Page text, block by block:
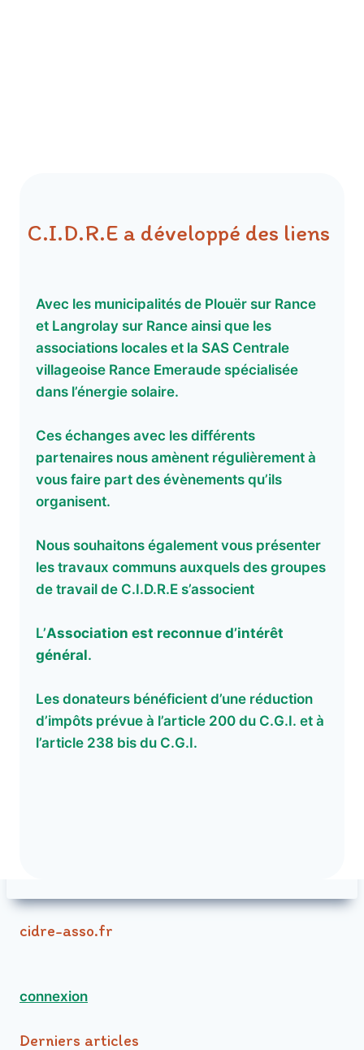
C.I.D.R.E a développé des liens
Avec les municipalités de Plouër sur Rance
et Langrolay sur Rance ainsi que les
associations locales et la SAS Centrale
villageoise Rance Emeraude spécialisée
dans l’énergie solaire.
Ces échanges avec les différents
partenaires nous amènent régulièrement à
vous faire part des évènements qu’ils
organisent.
Nous souhaitons également vous présenter
les travaux communs auxquels des groupes
de travail de C.I.D.R.E s’associent
L’Association est reconnue d’intérêt
général.
Les donateurs bénéficient d’une réduction
d’impôts prévue à l’article 200 du C.G.I. et à
l’article 238 bis du C.G.I.
cidre-asso.fr
connexion
Derniers articles